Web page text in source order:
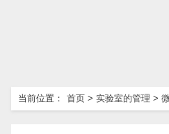
当前位置： 首页 > 实验室的管理 >